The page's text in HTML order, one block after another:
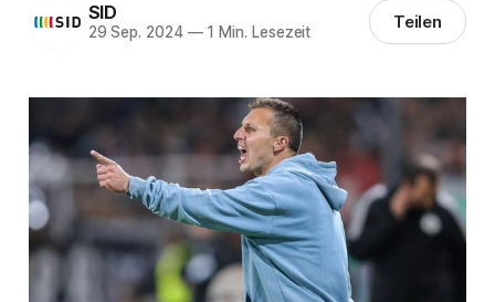
SID
29 Sep. 2024 —1 Min. Lesezeit Teilen